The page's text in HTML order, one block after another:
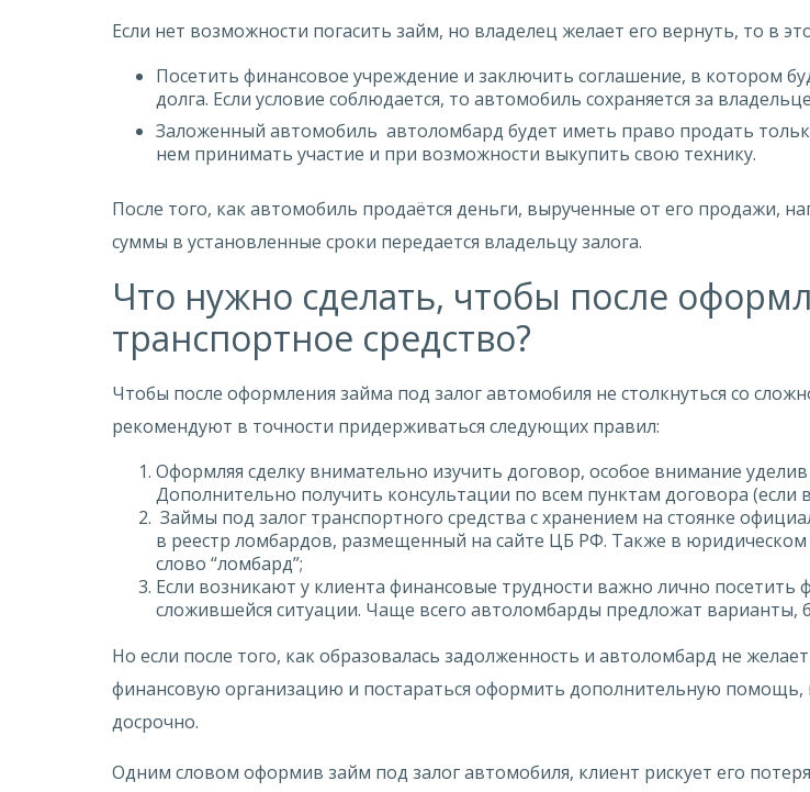
Если нет возможности погасить займ, но владелец желает его вернуть, то в
Посетить финансовое учреждение и заключить соглашение, в котором
долга. Если условие соблюдается, то автомобиль сохраняется за
Заложенный автомобиль автоломбард будет иметь право продать
нем принимать участие и при возможности выкупить свою технику.
После того, как автомобиль продаётся деньги, вырученные от его продажи,
суммы в установленные сроки передается владельцу залога.
Что нужно сделать, чтобы после
транспортное средство?
Чтобы после оформления займа под залог автомобиля не столкнуться со
рекомендуют в точности придерживаться следующих правил:
Оформляя сделку внимательно изучить договор, особое внимание
Дополнительно получить консультации по всем пунктам договора (если
Займы под залог транспортного средства с хранением на стоянке
в реестр ломбардов, размещенный на сайте ЦБ РФ. Также в
слово “ломбард”;
Если возникают у клиента финансовые трудности важно лично посетить
сложившейся ситуации. Чаще всего автоломбарды предложат варианты,
Но если после того, как образовалась задолженность и автоломбард не
финансовую организацию и постараться оформить дополнительную помощь,
досрочно.
Одним словом оформив займ под залог автомобиля, клиент рискует его